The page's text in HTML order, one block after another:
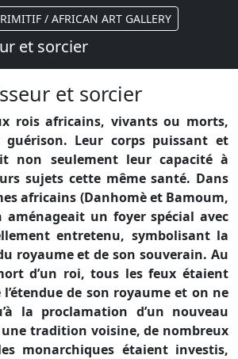
/ AFRICAN ART GALLERY
et sorcier
et sorcier
rois africains, vivants ou morts,
guérison. Leur corps puissant et
non seulement leur capacité à
sujets cette même santé. Dans
africains (Danhomè et Bamoum,
aménageait un foyer spécial avec
entretenu, symbolisant la
royaume et de son souverain. Au
d’un roi, tous les feux étaient
de son royaume et on ne
la proclamation d’un nouveau
tradition voisine, de nombreux
monarchiques étaient investis,